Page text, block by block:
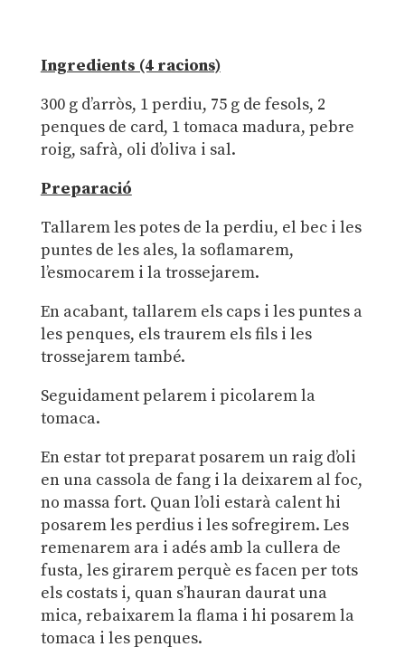
Ingredients (4 racions)
300 g d’arròs, 1 perdiu, 75 g de fesols, 2
penques de card, 1 tomaca madura, pebre
roig, safrà, oli d’oliva i sal.
Preparació
Tallarem les potes de la perdiu, el bec i les
puntes de les ales, la soflamarem,
l’esmocarem i la trossejarem.
En acabant, tallarem els caps i les puntes a
les penques, els traurem els fils i les
trossejarem també.
Seguidament pelarem i picolarem la
tomaca.
En estar tot preparat posarem un raig d’oli
en una cassola de fang i la deixarem al foc,
no massa fort. Quan l’oli estarà calent hi
posarem les perdius i les sofregirem. Les
remenarem ara i adés amb la cullera de
fusta, les girarem perquè es facen per tots
els costats i, quan s’hauran daurat una
mica, rebaixarem la flama i hi posarem la
tomaca i les penques.